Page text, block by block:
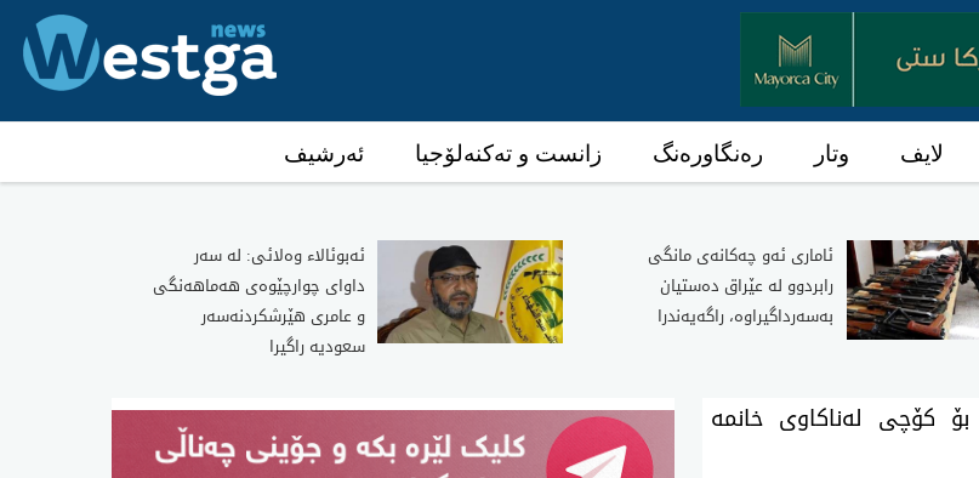
لایف وتار رەنگاورەنگ زانست و تەکنەلۆجیا ئەرشیف
ئاماری ئه‌و چه‌كانه‌ی مانگی
رابردوو له‌ عێراق ده‌ستیان
به‌سه‌رداگیراوه‌، راگه‌یه‌ندرا
ئه‌بوئالا‌ء وه‌لائی: له‌ سه‌ر
داوای‌ چوارچێوه‌ی هه‌ماهه‌نگی
و عامری هێرشكردنه‌سه‌ر
سعودیه‌ راگیرا
بۆ كۆچی له‌ناكاوی خانمه‌